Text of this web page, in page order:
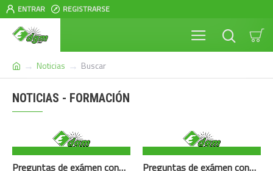
ENTRAR REGISTRARSE
Noticias Buscar
NOTICIAS - FORMACIÓN
Preguntas de exámen consejero de seguridad modo Clase 7: Materias radactivas Preguntas de exámen consejero de seguridad modo Clase 2: Gases